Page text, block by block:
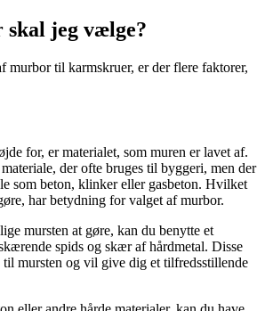
jeg vælge?
murbor til karmskruer, er der flere faktorer,
for, er materialet, som muren er lavet af.
der ofte bruges til byggeri, men der
som beton, klinker eller gasbeton. Hvilket
har betydning for valget af murbor.
mursten at gøre, kan du benytte et
spids og skær af hårdmetal. Disse
til mursten og vil give dig et tilfredsstillende